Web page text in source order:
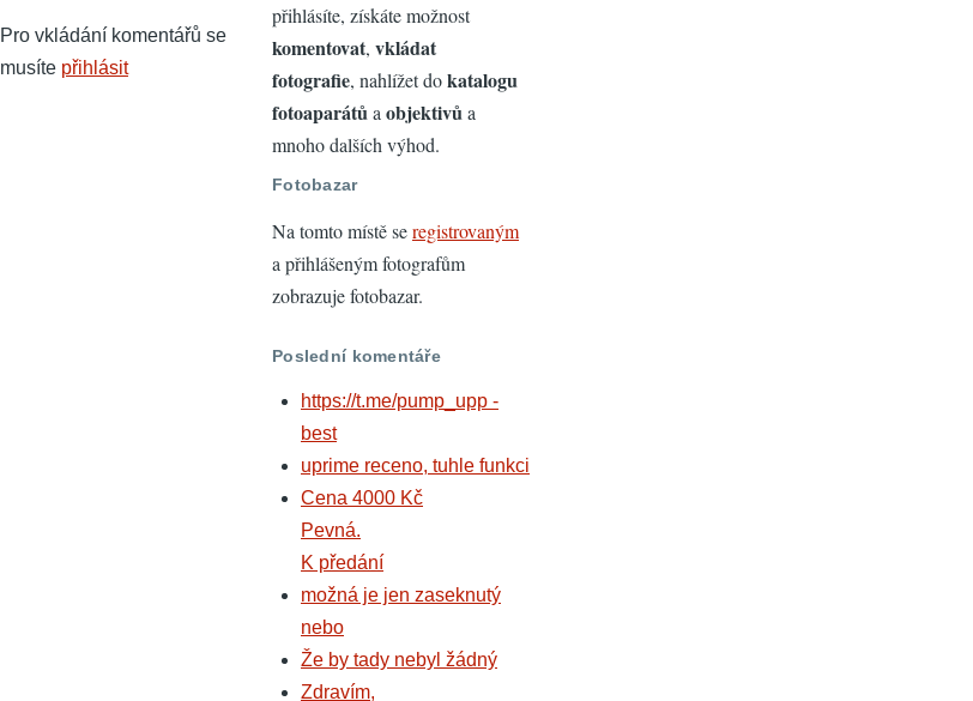
Pro vkládání komentářů se
musíte přihlásit
přihlásíte, získáte možnost
komentovat, vkládat
fotografie, nahlížet dokatalogu
fotoaparátůa objektivůa
mnoho dalších výhod.
Fotobazar
Na tomto místě seregistrovaným
a přihlášeným fotografům
zobrazuje fotobazar.
Poslední komentáře
https://t.me/pump_upp -
best
uprime receno, tuhle funkci
Cena 4000 Kč
Pevná.
K předání
možná je jen zaseknutý
nebo
Že by tady nebyl žádný
Zdravím,